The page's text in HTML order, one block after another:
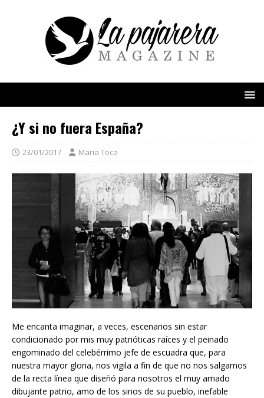
¿Y si no fuera España?
23/01/2017 Maria Toca
Me encanta imaginar, a veces, escenarios sin estar
condicionado por mis muy patrióticas raíces y el peinado
engominado del celebérrimo jefe de escuadra que, para
nuestra mayor gloria, nos vigila a fin de que no nos salgamos
de la recta línea que diseñó para nosotros el muy amado
dibujante patrio, amo de los sinos de su pueblo, inefable